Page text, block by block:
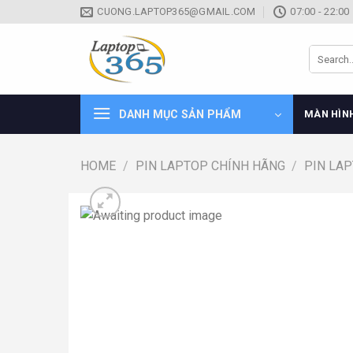
to
CUONG.LAPTOP365@GMAIL.COM 07:00 - 22:00
DANH MỤC SẢN PHẨM MÀN
HOME / PIN LAPTOP CHÍNH HÃNG / PIN